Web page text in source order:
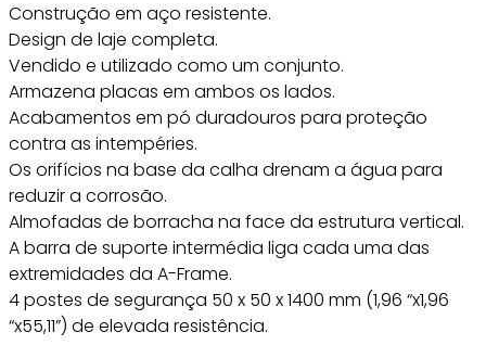
Construção em aço resistente.
Design de laje completa.
Vendido e utilizado como um conjunto.
Armazena placas em ambos os lados.
Acabamentos em pó duradouros para proteção
contra as intempéries.
Os orifícios na base da calha drenam a água para
reduzir a corrosão.
Almofadas de borracha na face da estrutura vertical.
A barra de suporte intermédia liga cada uma das
extremidades da A-Frame.
4 postes de segurança 50 x 50 x 1400 mm (1,96 “x1,96
“x55,11”) de elevada resistência.